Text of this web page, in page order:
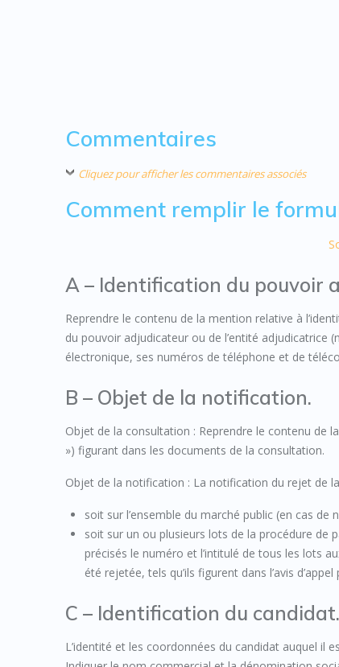
Commentaires
Cliquez pour afficher les commentaires associés
Comment remplir le
A – Identification du pouvoir
Reprendre le contenu de la mention relative à
du pouvoir adjudicateur ou de l’entité
électronique, ses numéros de téléphone et de
B – Objet de la notification.
Objet de la consultation : Reprendre le contenu de
») figurant dans les documents de la consultation.
Objet de la notification : La notification du rejet de
soit sur l’ensemble du marché public (en cas de
soit sur un ou plusieurs lots de la procédure de
précisés le numéro et l’intitulé de tous les lots
été rejetée, tels qu’ils figurent dans l’avis
C – Identification du candidat.
L’identité et les coordonnées du candidat auquel il